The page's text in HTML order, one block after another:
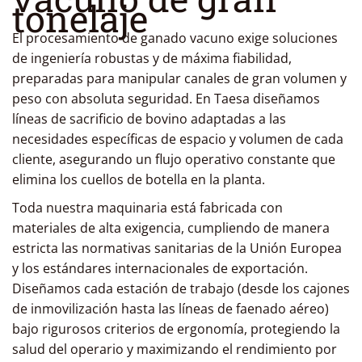
tonelaje
El procesamiento de ganado vacuno exige soluciones
de ingeniería robustas y de máxima fiabilidad,
preparadas para manipular canales de gran volumen y
peso con absoluta seguridad. En Taesa diseñamos
líneas de sacrificio de bovino adaptadas a las
necesidades específicas de espacio y volumen de cada
cliente, asegurando un flujo operativo constante que
elimina los cuellos de botella en la planta.
Toda nuestra maquinaria está fabricada con
materiales de alta exigencia, cumpliendo de manera
estricta las normativas sanitarias de la Unión Europea
y los estándares internacionales de exportación.
Diseñamos cada estación de trabajo (desde los cajones
de inmovilización hasta las líneas de faenado aéreo)
bajo rigurosos criterios de ergonomía, protegiendo la
salud del operario y maximizando el rendimiento por